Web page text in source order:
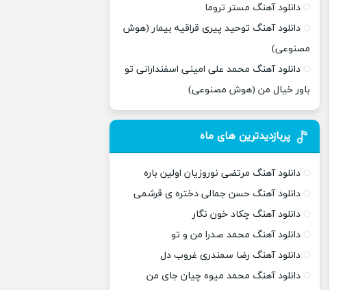
دانلود آهنگ مستر تروما
دانلود آهنگ توحید پیری قراقیه بیمار (هوش
مصنوعی)
دانلود آهنگ محمد علی امینی اسفندارانی تو
باور خیال من (هوش مصنوعی)
پربازدیدترین های ماه
دانلود آهنگ مرتضی نوروزیان اولین باره
دانلود آهنگ حسن جمالی دختره ی قرشمی
دانلود آهنگ چکاد خون نگار
دانلود آهنگ محمد صدرا من و تو
دانلود آهنگ رضا سمندری غروب دل
دانلود آهنگ محمد میوه چیان جای من